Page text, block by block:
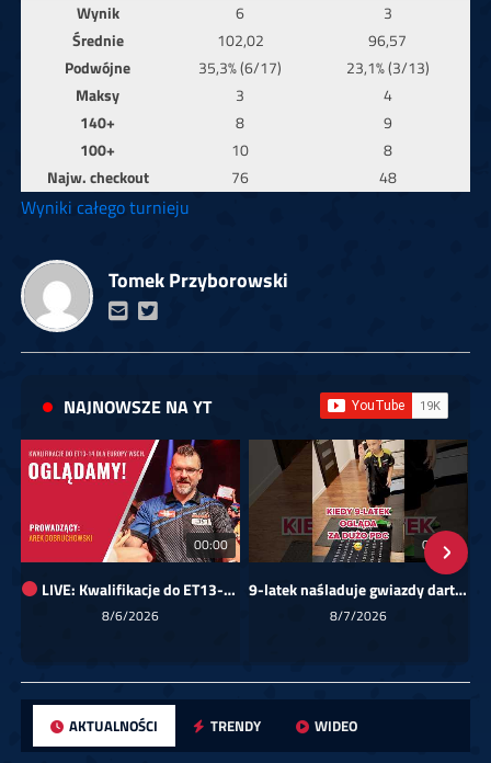
Wynik
6
3
Średnie
102,02
96,57
Podwójne
35,3% (6/17)
23,1% (3/13)
Maksy
3
4
140+
8
9
100+
10
8
Najw. checkout
76 48
Wyniki całego turnieju
Tomek Przyborowski
NAJNOWSZE NA YT
00:00
LIVE: Kwalifikacje do ET13-14 dla Europy Wschodniej
8/6/2026
01:08
9-latek naśladuje gwiazdy darta!
8/7/2026
AKTUALNOŚCI TRENDY WIDEO